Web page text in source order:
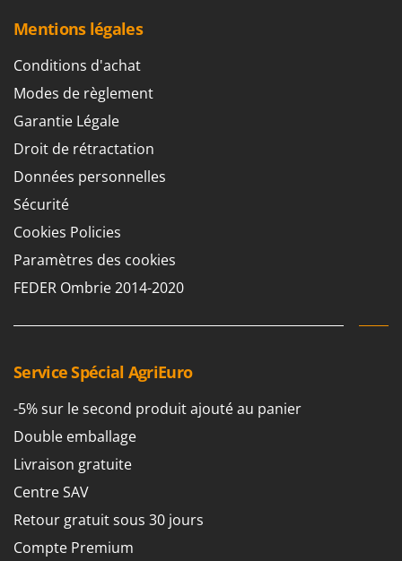
Mentions légales
Conditions d'achat
Modes de règlement
Garantie Légale
Droit de rétractation
Données personnelles
Sécurité
Cookies Policies
Paramètres des cookies
FEDER Ombrie 2014-2020
Service Spécial AgriEuro
-5% sur le second produit ajouté au panier
Double emballage
Livraison gratuite
Centre SAV
Retour gratuit sous 30 jours
Compte Premium